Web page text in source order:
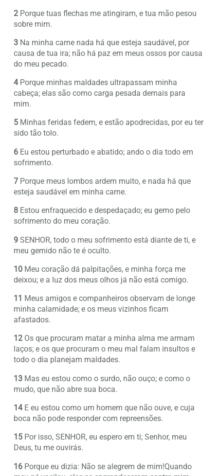
2 Porque tuas flechas me atingiram, e tua mão pesou
sobre mim.
3 Na minha carne nada há que esteja saudável, por
causa de tua ira; não há paz em meus ossos por causa
do meu pecado.
4Porque minhas maldades ultrapassam minha
cabeça; elas são como carga pesada demais para
mim.
5 Minhas feridas fedem, e estão apodrecidas, por eu ter
sido tão tolo.
6 Eu estou perturbado e abatido; ando o dia todo em
sofrimento.
7 Porque meus lombos ardem muito, e nada há que
esteja saudável em minha carne.
8 Estou enfraquecido e despedaçado; eu gemo pelo
sofrimento do meu coração.
9 SENHOR, todo o meu sofrimento está diante de ti, e
meu gemido não te é oculto.
10 Meu coração dá palpitações, e minha força me
deixou; e a luz dos meus olhos já não está comigo.
11 Meus amigos e companheiros observam de longe
minha calamidade; e os meus vizinhos ficam
afastados.
12 Os que procuram matar a minha alma me armam
laços; e os que procuram o meu mal falam insultos e
todo o dia planejam maldades.
13 Mas eu estou como o surdo, não ouço; e como o
mudo, que não abre sua boca.
14E eu estou como um homem que não ouve, e cuja
boca não pode responder com repreensões.
15 Por isso, SENHOR, eu espero em ti; Senhor, meu
Deus, tu me ouvirás.
16 Porque eu dizia: Não se alegrem de mim!Quando